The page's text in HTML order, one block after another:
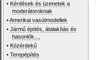
• Kérdések és üzenetek a
moderátoroknak
•Amerikai vasútmodellek
•Jármű építés, átalakítás és
hasonlók....
• Közérdekű
•Terepépítés